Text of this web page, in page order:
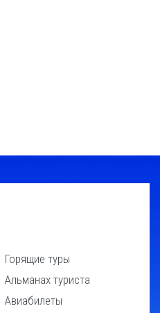
Горящие туры
Альманах туриста
Авиабилеты